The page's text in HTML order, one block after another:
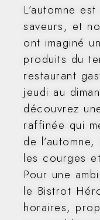
L’automne
saveurs, et
ont imaginé
produits du
restaurant
jeudi au
découvrez
raffinée qui
de
les courges
Pour une
le Bistrot
horaires,